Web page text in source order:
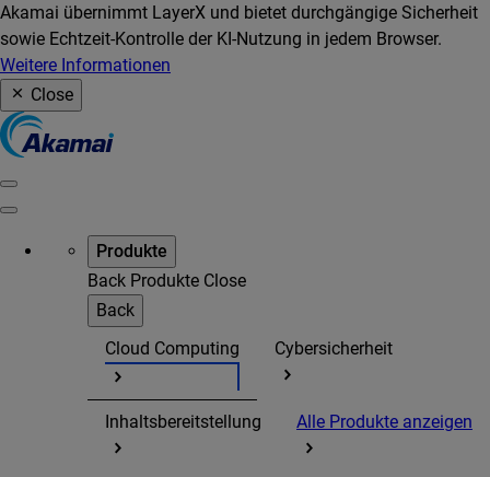
Akamai übernimmt LayerX und bietet durchgängige Sicherheit
sowie Echtzeit-Kontrolle der KI-Nutzung in jedem Browser.
Weitere Informationen
Close
Produkte
Back Produkte Close
Back
Cloud Computing
Cybersicherheit
Inhaltsbereitstellung Alle Produkte anzeigen